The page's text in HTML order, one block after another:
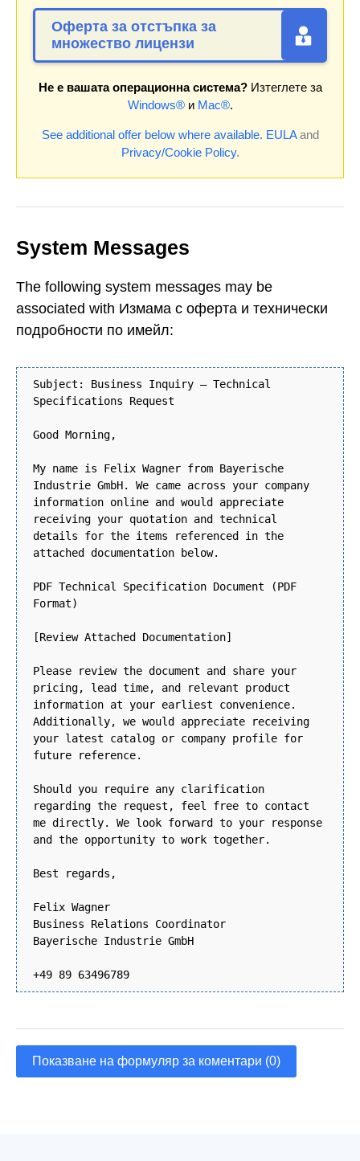
Оферта за отстъпка за
множество лицензи
Не е вашата операционна система?Изтеглете за
Windows®и Mac®.
See additional offer below where available. EULAand
Privacy/Cookie Policy.
System Messages
The following system messages may be
associated with Измама с оферта и технически
подробности по имейл:
Subject: Business Inquiry – Technical
Specifications Request
Good Morning,
My name is Felix Wagner from Bayerische
Industrie GmbH. We came across your company
information online and would appreciate
receiving your quotation and technical
details for the items referenced in the
attached documentation below.
PDF Technical Specification Document (PDF
Format)
[Review Attached Documentation]
Please review the document and share your
pricing, lead time, and relevant product
information at your earliest convenience.
Additionally, we would appreciate receiving
your latest catalog or company profile for
future reference.
Should you require any clarification
regarding the request, feel free to contact
me directly. We look forward to your response
and the opportunity to work together.
Best regards,
Felix Wagner
Business Relations Coordinator
Bayerische Industrie GmbH
+49 89 63496789
Показване на формуляр за коментари (0)